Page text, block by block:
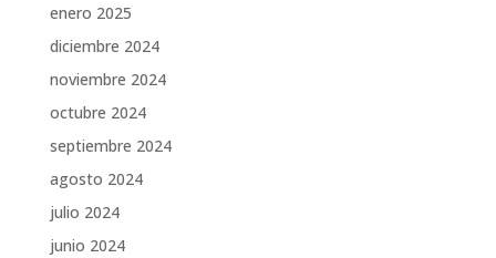
enero 2025
diciembre 2024
noviembre 2024
octubre 2024
septiembre 2024
agosto 2024
julio 2024
junio 2024